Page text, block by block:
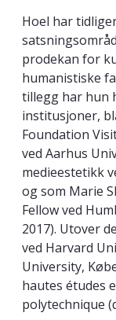
Hoel har
prodekan for
humanistiske
tillegg har hun
institusjoner,
Foundation
ved Aarhus
medieestetikk
og som Marie
Fellow ved
2017). Utover
ved Harvard
University,
hautes études
polytechnique